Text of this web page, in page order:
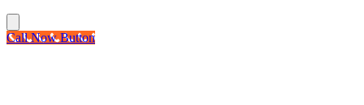
Call Now Button